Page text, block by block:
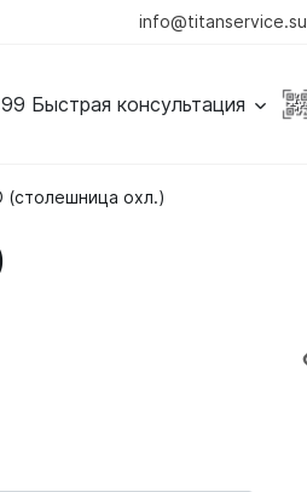
info@titanservice.su
Быстрая консультация
охл.)